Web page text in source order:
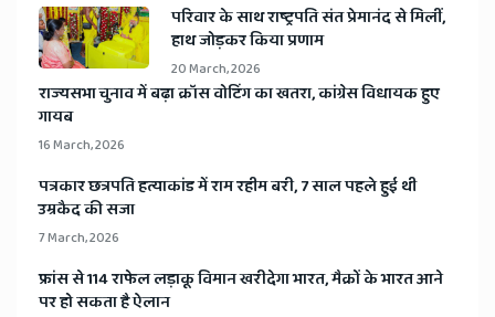
​परिवार के साथ राष्ट्रपति संत प्रेमानंद से मिलीं,
हाथ जोड़कर किया प्रणाम
20 March, 2026
​राज्यसभा चुनाव में बढ़ा क्रॉस वोटिंग का खतरा, कांग्रेस विधायक हुए
गायब
16 March, 2026
​पत्रकार छत्रपति हत्याकांड में राम रहीम बरी, 7 साल पहले हुई थी
उम्रकैद की सजा
7 March, 2026
​फ्रांस से 114 राफेल लड़ाकू विमान खरीदेगा भारत, मैक्रों के भारत आने
पर हो सकता है ऐलान